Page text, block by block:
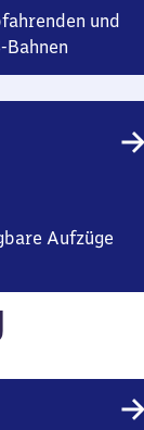
und
Bahnen
Aufzüge